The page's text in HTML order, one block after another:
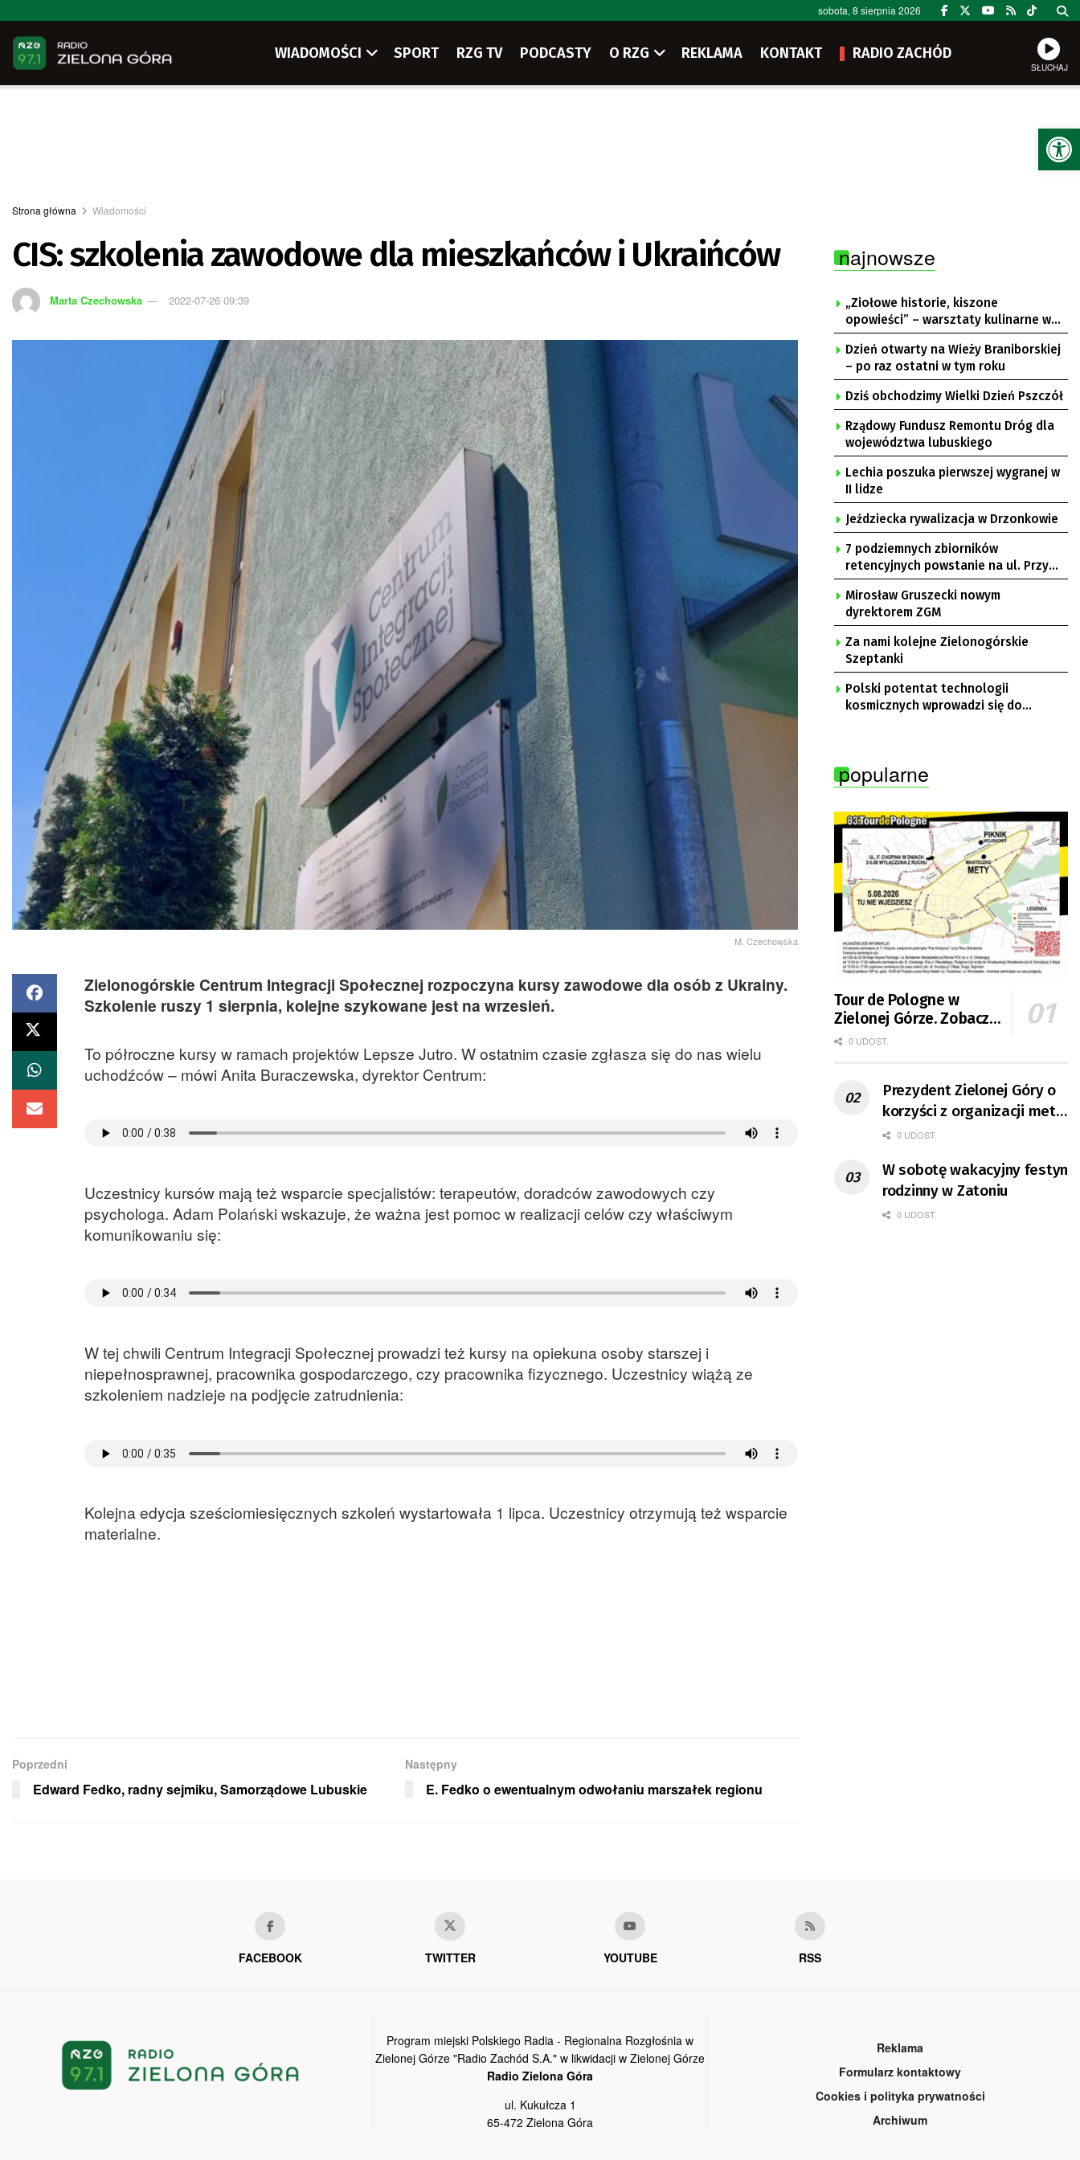
sobota, 8 sierpnia 2026
WIADOMOŚCI SPORT RZG TV PODCASTY O RZG REKLAMA KONTAKT RADIO ZACHÓD
SŁUCHAJ
Strona główna Wiadomości
CIS: szkolenia zawodowe dla mieszkańców i Ukraińców
Marta Czechowska 2022-07-26 09:39
M. Czechowska
Zielonogórskie Centrum Integracji Społecznej rozpoczyna kursy zawodowe dla osób z Ukrainy.
Szkolenie ruszy 1 sierpnia, kolejne szykowane jest na wrzesień.
To półroczne kursy w ramach projektów Lepsze Jutro. W ostatnim czasie zgłasza się do nas wielu
uchodźców – mówi Anita Buraczewska, dyrektor Centrum:
Uczestnicy kursów mają też wsparcie specjalistów: terapeutów, doradców zawodowych czy
psychologa. Adam Polański wskazuje, że ważna jest pomoc w realizacji celów czy właściwym
komunikowaniu się:
W tej chwili Centrum Integracji Społecznej prowadzi też kursy na opiekuna osoby starszej i
niepełnosprawnej, pracownika gospodarczego, czy pracownika fizycznego. Uczestnicy wiążą ze
szkoleniem nadzieje na podjęcie zatrudnienia:
Kolejna edycja sześciomiesięcznych szkoleń wystartowała 1 lipca. Uczestnicy otrzymują też wsparcie
materialne.
Poprzedni
Edward Fedko, radny sejmiku, Samorządowe Lubuskie
Następny
E. Fedko o ewentualnym odwołaniu marszałek regionu
najnowsze
„Ziołowe historie, kiszone
opowieści” – warsztaty kulinarne w
Krępie
Dzień otwarty na Wieży Braniborskiej
– po raz ostatni w tym roku
Dziś obchodzimy Wielki Dzień Pszczół
Rządowy Fundusz Remontu Dróg dla
województwa lubuskiego
Lechia poszuka pierwszej wygranej w
II lidze
Jeździecka rywalizacja w Drzonkowie
7 podziemnych zbiorników
retencyjnych powstanie na ul. Przy
Gazowni
Mirosław Gruszecki nowym
dyrektorem ZGM
Za nami kolejne Zielonogórskie
Szeptanki
Polski potentat technologii
kosmicznych wprowadzi się do
popularne
Tour de Pologne w
Zielonej Górze. Zobacz
zmiany w organizacji
0 UDOST.
Prezydent Zielonej Góry o
korzyści z organizacji mety
Tour de Pologne
0 UDOST.
W sobotę wakacyjny festyn
rodzinny w Zatoniu
0 UDOST.
FACEBOOK TWITTER YOUTUBE RSS
Program miejski Polskiego Radia - Regionalna Rozgłośnia w
Zielonej Górze "Radio Zachód S.A." w likwidacji w Zielonej Górze
Radio Zielona Góra
ul. Kukułcza 1
65-472 Zielona Góra
Reklama
Formularz kontaktowy
Cookies i polityka prywatności
Archiwum